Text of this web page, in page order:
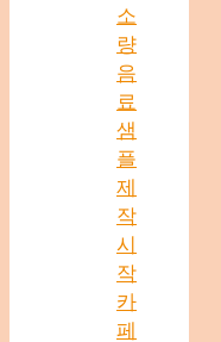
소
량
음
료
샘
플
제
작
시
작
카
페